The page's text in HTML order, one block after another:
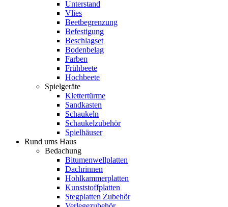
Unterstand
Vlies
Beetbegrenzung
Befestigung
Beschlagset
Bodenbelag
Farben
Frühbeete
Hochbeete
Spielgeräte
Klettertürme
Sandkasten
Schaukeln
Schaukelzubehör
Spielhäuser
Rund ums Haus
Bedachung
Bitumenwellplatten
Dachrinnen
Hohlkammerplatten
Kunststoffplatten
Stegplatten Zubehör